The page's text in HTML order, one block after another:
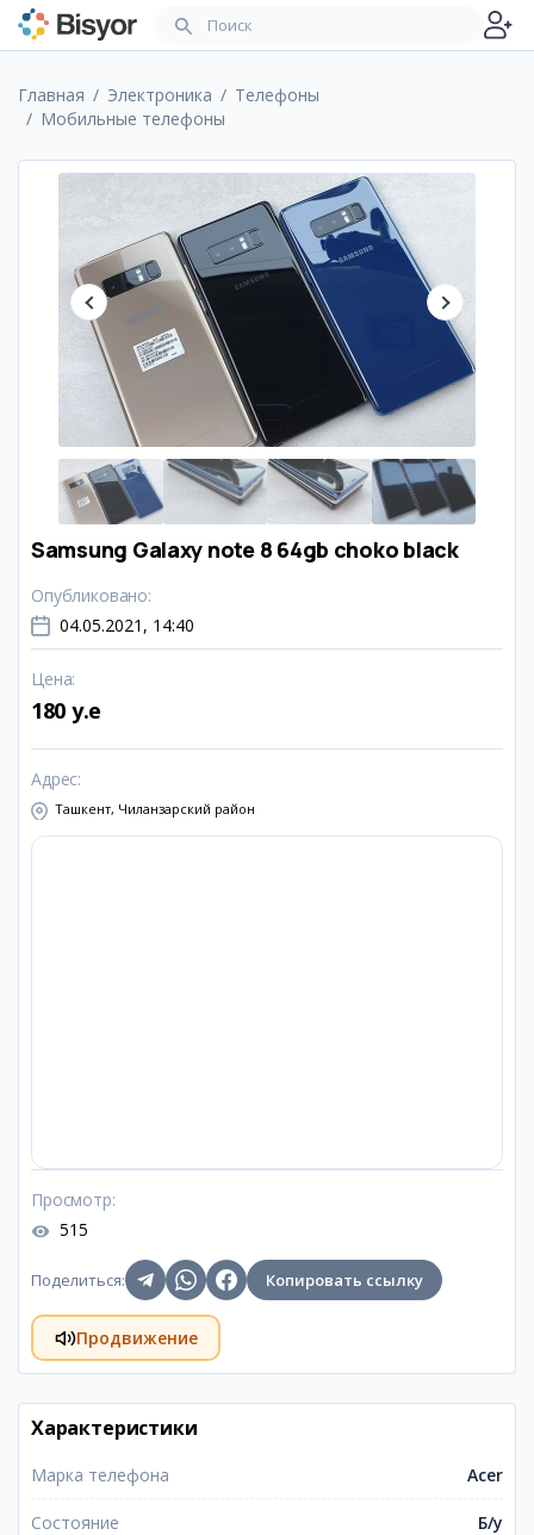
Главная Электроника
Телефоны
Мобильные телефоны
Samsung Galaxy note 8 64gb choko black
Опубликовано:
04.05.2021, 14:40
Цена:
180 y.e
Адрес:
Ташкент, Чиланзарский район
Просмотр:
515
Поделиться: Копировать ссылку
Продвижение
Характеристики
Марка телефона Acer
Состояние Б/у